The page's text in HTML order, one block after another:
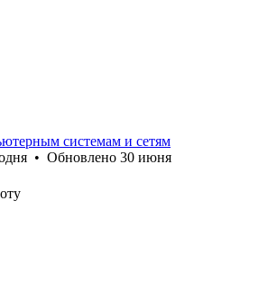
системам и сетям
• Обновлено 30 июня